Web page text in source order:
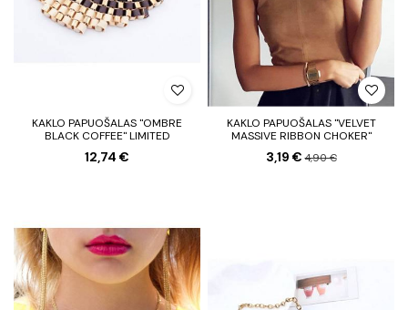
KAKLO PAPUOŠALAS "OMBRE
BLACK COFFEE" LIMITED
12,74 €
KAKLO PAPUOŠALAS "VELVET
MASSIVE RIBBON CHOKER"
3,19 €4,90 €